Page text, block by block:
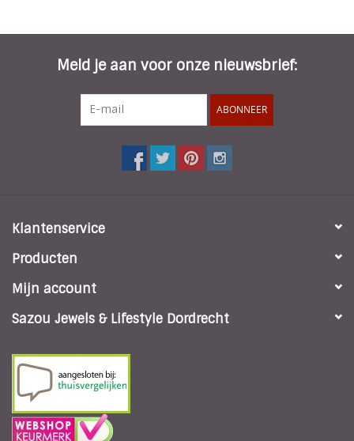
Meld je aan voor onze nieuwsbrief:
ABONNEER
Klantenservice
Producten
Mijn account
Sazou Jewels & Lifestyle Dordrecht